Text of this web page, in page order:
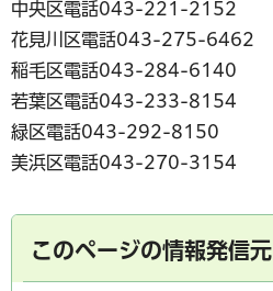
中央区電話043-221-2152
花見川区電話043-275-6462
稲毛区電話043-284-6140
若葉区電話043-233-8154
緑区電話043-292-8150
美浜区電話043-270-3154
このページの情報発信元